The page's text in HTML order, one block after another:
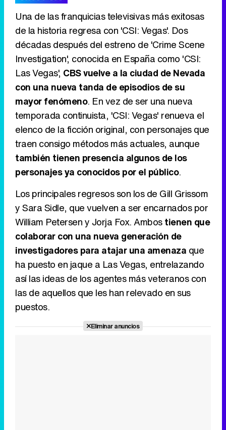
Tráiler de '33 días', la nueva serie de Atresplayer con Julián Villagrán y José Manuel Poga
Canción ganadora de Eurovisión 2026: DARA con "Bangaranga" por Bulgaria
Una de las franquicias televisivas más exitosas
de la historia regresa con 'CSI: Vegas'. Dos
décadas después del estreno de 'Crime Scene
Investigation', conocida en España como 'CSI:
Las Vegas', CBS vuelve a la ciudad de Nevada
con una nueva tanda de episodios de su
mayor fenómeno. En vez de ser una nueva
temporada continuista, 'CSI: Vegas' renueva el
elenco de la ficción original, con personajes que
traen consigo métodos más actuales, aunque
también tienen presencia algunos de los
personajes ya conocidos por el público.
Los principales regresos son los de Gill Grissom
y Sara Sidle, que vuelven a ser encarnados por
William Petersen y Jorja Fox. Ambostienen que
colaborar con una nueva generación de
investigadores para atajar una amenaza que
ha puesto en jaque a Las Vegas, entrelazando
así las ideas de los agentes más veteranos con
las de aquellos que les han relevado en sus
puestos.
Eliminar anuncios